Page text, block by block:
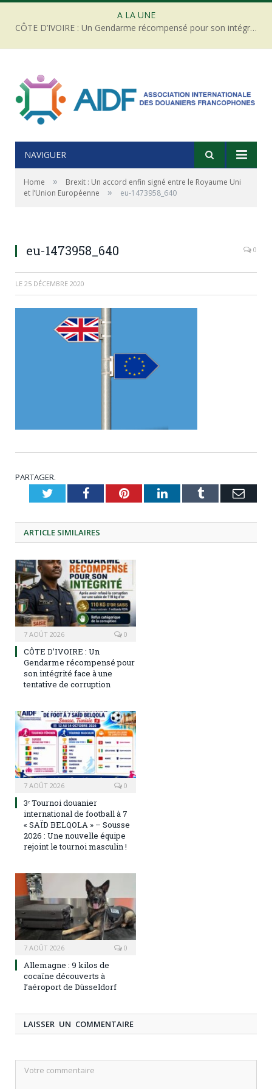
A LA UNE
CÔTE D’IVOIRE : Un Gendarme récompensé pour son intégrité face à une tentative de corruption
NAVIGUER
Home »
Brexit : Un accord enfin signé entre le Royaume Uni
et l’Union Européenne
» eu-1473958_640
eu-1473958_640 0
LE 25 DÉCEMBRE 2020
PARTAGER.
TwitterFacebookPinterestLinkedInTumblr
ARTICLE SIMILAIRES
7 AOÛT 2026 0
CÔTE D’IVOIRE : Un
Gendarme récompensé pour
son intégrité face à une
tentative de corruption
7 AOÛT 2026 0
3ᵉ Tournoi douanier
international de football à 7
« SAÏD BELQOLA » – Sousse
2026 : Une nouvelle équipe
rejoint le tournoi masculin !
7 AOÛT 2026 0
Allemagne : 9 kilos de
cocaïne découverts à
l’aéroport de Düsseldorf
LAISSER UN COMMENTAIRE